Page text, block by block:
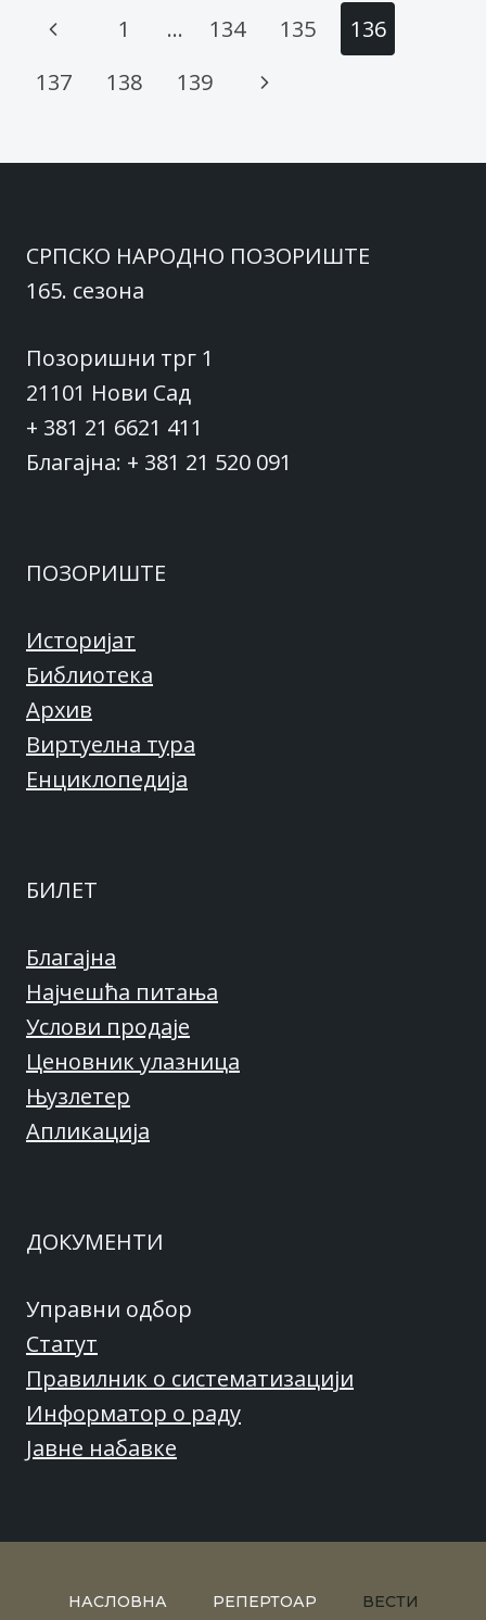
БРИОНИМА
Page
navigation
Previous
Page
1 … 134 135
136
137
138 139
Next
СРПСКО НАРОДНО ПОЗОРИШТЕ
165. сезона
Позоришни трг 1
21101 Нови Сад
+ 381 21 6621 411
Благајна: + 381 21 520 091
ПОЗОРИШТЕ
Историјат
Библиотека
Архив
Виртуелна тура
Енциклопедија
БИЛЕТ
Благајна
Најчешћа питања
Услови продаје
Ценовник улазница
Њузлетер
Апликација
ДОКУМЕНТИ
Управни одбор
Статут
Правилник о систематизацији
Информатор о раду
Јавне набавке
НАСЛОВНА РЕПЕРТОАР ВЕСТИ